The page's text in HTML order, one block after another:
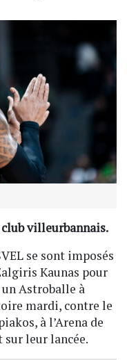
villeurbannais.
se sont imposés
Kaunas pour
un Astroballe à
mardi, contre le
à l’Arena de
leur lancée.